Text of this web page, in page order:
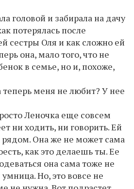
головой и забирала на дачу
потерялась после
сестры Оля и как сложно ей
она, мало того, что не
в семье, но и, похоже,
меня не любит? У нее
Леночка еще совсем
ни ходить, ни говорить. Ей
Она же не может сама
как это делаешь ты. Ее
она сама тоже не
Но, это вовсе не